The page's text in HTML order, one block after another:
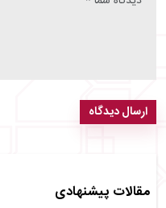
مقالات پیشنهادی
ارسال دیدگاه